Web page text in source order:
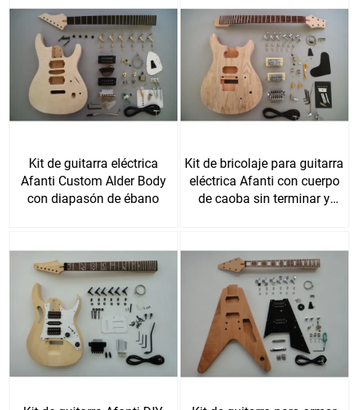
Kit de guitarra eléctrica
Afanti Custom Alder Body
con diapasón de ébano
Kit de bricolaje para guitarra
eléctrica Afanti con cuerpo
de caoba sin terminar y